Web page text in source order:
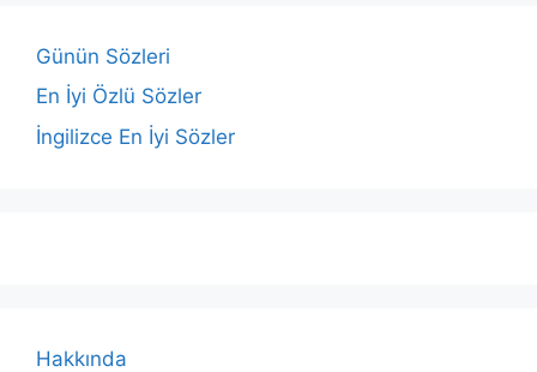
Günün Sözleri
En İyi Özlü Sözler
İngilizce En İyi Sözler
Hakkında